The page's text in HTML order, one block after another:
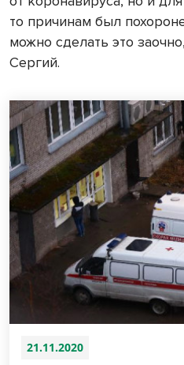
то причинам был
можно сделать это
Сергий.
21.11.2020